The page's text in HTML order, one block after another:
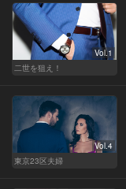
Vol.1
二世を狙え！
Vol.4
東京23区夫婦